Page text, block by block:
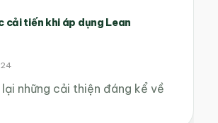
cải tiến khi áp dụng Lean
những cải thiện đáng kể về